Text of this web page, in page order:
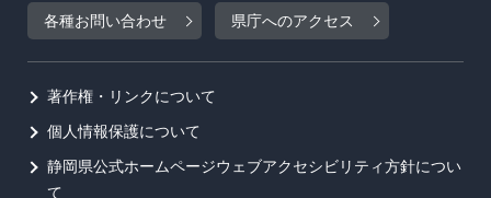
各種お問い合わせ 県庁へのアクセス
著作権・リンクについて
個人情報保護について
静岡県公式ホームページウェブアクセシビリティ方針につい
て